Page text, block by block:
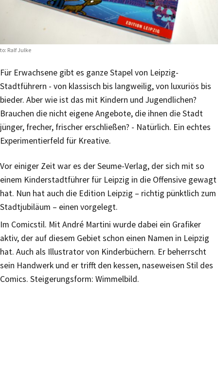
Ralf Julke
Für Erwachsene gibt es ganze Stapel von Leipzig-
Stadtführern - von klassisch bis langweilig, von luxuriös bis
bieder. Aber wie ist das mit Kindern und Jugendlichen?
Brauchen die nicht eigene Angebote, die ihnen die Stadt
jünger, frecher, frischer erschließen? - Natürlich. Ein echtes
Experimentierfeld für Kreative.
Vor einiger Zeit war es der Seume-Verlag, der sich mit so
einem Kinderstadtführer für Leipzig in die Offensive gewagt
hat. Nun hat auch die Edition Leipzig – richtig pünktlich zum
Stadtjubiläum – einen vorgelegt.
Im Comicstil. Mit André Martini wurde dabei ein Grafiker
aktiv, der auf diesem Gebiet schon einen Namen in Leipzig
hat. Auch als Illustrator von Kinderbüchern. Er beherrscht
sein Handwerk und er trifft den kessen, naseweisen Stil des
Comics. Steigerungsform: Wimmelbild.